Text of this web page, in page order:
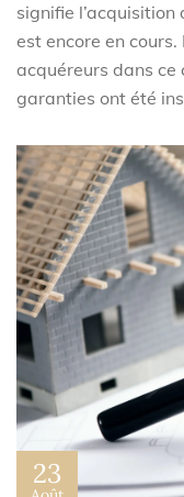
signifie
est encore en
acquéreurs dans
garanties ont été
23